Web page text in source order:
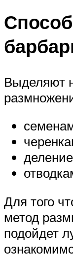
Выделяют
Для того
метод
подойдет